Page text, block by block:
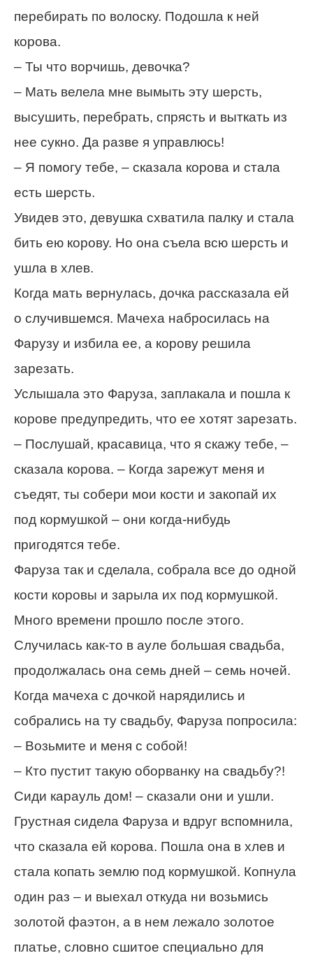
перебирать по волоску. Подошла к ней
корова.
– Ты что ворчишь, девочка?
– Мать велела мне вымыть эту шерсть,
высушить, перебрать, спрясть и выткать из
нее сукно. Да разве я управлюсь!
– Я помогу тебе, – сказала корова и стала
есть шерсть.
Увидев это, девушка схватила палку и стала
бить ею корову. Но она съела всю шерсть и
ушла в хлев.
Когда мать вернулась, дочка рассказала ей
о случившемся. Мачеха набросилась на
Фарузу и избила ее, а корову решила
зарезать.
Услышала это Фаруза, заплакала и пошла к
корове предупредить, что ее хотят зарезать.
– Послушай, красавица, что я скажу тебе, –
сказала корова. – Когда зарежут меня и
съедят, ты собери мои кости и закопай их
под кормушкой – они когда-нибудь
пригодятся тебе.
Фаруза так и сделала, собрала все до одной
кости коровы и зарыла их под кормушкой.
Много времени прошло после этого.
Случилась как-то в ауле большая свадьба,
продолжалась она семь дней – семь ночей.
Когда мачеха с дочкой нарядились и
собрались на ту свадьбу, Фаруза попросила:
– Возьмите и меня с собой!
– Кто пустит такую оборванку на свадьбу?!
Сиди карауль дом! – сказали они и ушли.
Грустная сидела Фаруза и вдруг вспомнила,
что сказала ей корова. Пошла она в хлев и
стала копать землю под кормушкой. Копнула
один раз – и выехал откуда ни возьмись
золотой фаэтон, а в нем лежало золотое
платье, словно сшитое специально для